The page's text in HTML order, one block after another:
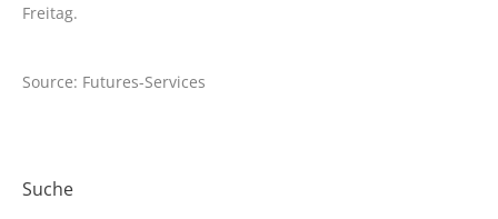
Freitag.
Source: Futures-Services
Suche